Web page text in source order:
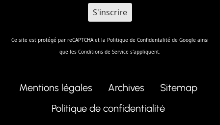
Ce site est protégé par reCAPTCHA et la Politique de Confidentalité de Google ainsi
que les Conditions de Service s'appliquent.
Mentions légales Archives
Sitemap
Politique de confidentialité